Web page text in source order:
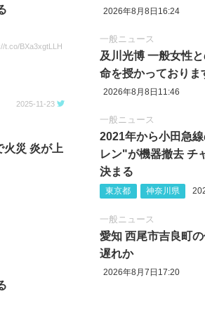
t.co/BXa3xgtLLH
2025-11-23
火災 炎が上
2026年8月8日16:24
一般ニュース
及川光博 一般女性
命を授かっておりま
2026年8月8日11:46
一般ニュース
2021年から小田急
レン"が機器撤去 チ
決まる
東京都 神奈川県
一般ニュース
愛知 西尾市吉良町
遅れか
2026年8月7日17:20